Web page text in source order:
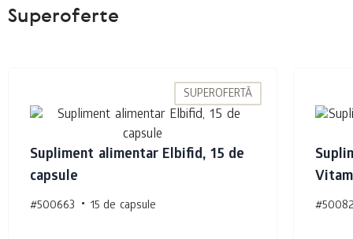
Superoferte
SUPEROFERTĂ
Supliment alimentar Elbifid, 15 de
capsule
#500663 15 de capsule